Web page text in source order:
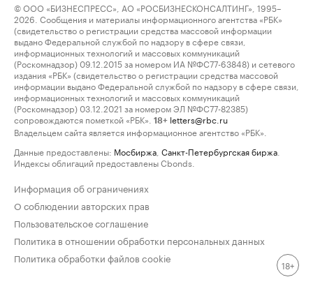
© ООО «БИЗНЕСПРЕСС», АО «РОСБИЗНЕСКОНСАЛТИНГ», 1995–
2026. Сообщения и материалы информационного агентства «РБК»
(свидетельство о регистрации средства массовой информации
выдано Федеральной службой по надзору в сфере связи,
информационных технологий и массовых коммуникаций
(Роскомнадзор) 09.12.2015 за номером ИА №ФС77-63848) и сетевого
издания «РБК» (свидетельство о регистрации средства массовой
информации выдано Федеральной службой по надзору в сфере связи,
информационных технологий и массовых коммуникаций
(Роскомнадзор) 03.12.2021 за номером ЭЛ №ФС77-82385)
сопровождаются пометкой «РБК».
18+ letters@rbc.ru
Владельцем сайта является информационное агентство «РБК».
Данные предоставлены: Мосбиржа Санкт-Петербургская биржа
Индексы облигаций предоставлены Cbonds.
Информация об ограничениях
О соблюдении авторских прав
Пользовательское соглашение
Политика в отношении обработки персональных данных
Политика обработки файлов cookie
18+